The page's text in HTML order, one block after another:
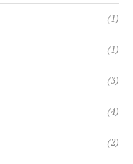
(1)
(1)
(3)
(4)
(2)